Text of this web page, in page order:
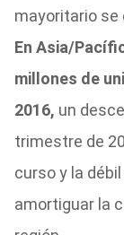
mayoritario se
En Asia/
millones de
2016, un
trimestre de
curso y la
amortiguar la